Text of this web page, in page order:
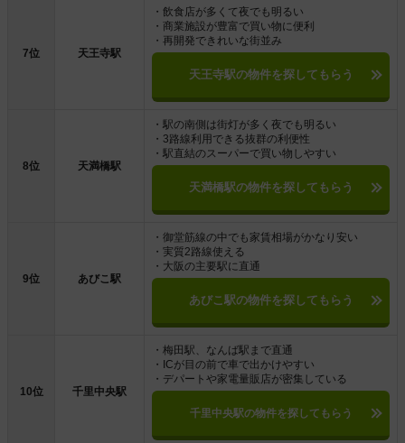
7位 天王寺駅
・飲食店が多くて夜でも明るい
・商業施設が豊富で買い物に便利
・再開発できれいな街並み
天王寺駅の物件を探してもらう
8位 天満橋駅
・駅の南側は街灯が多く夜でも明るい
・3路線利用できる抜群の利便性
・駅直結のスーパーで買い物しやすい
天満橋駅の物件を探してもらう
9位 あびこ駅
・御堂筋線の中でも家賃相場がかなり安い
・実質2路線使える
・大阪の主要駅に直通
あびこ駅の物件を探してもらう
10位 千里中央駅
・梅田駅、なんば駅まで直通
・ICが目の前で車で出かけやすい
・デパートや家電量販店が密集している
千里中央駅の物件を探してもらう